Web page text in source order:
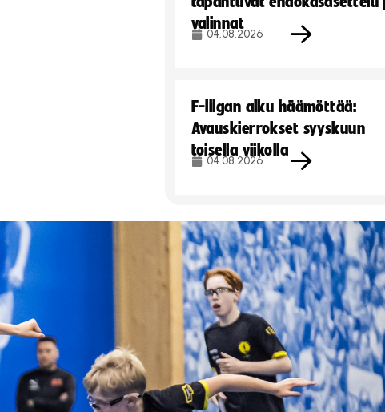
valinnat
04.08.2026
F-liigan alku häämöttää:
Avauskierrokset syyskuun
toisella viikolla
04.08.2026